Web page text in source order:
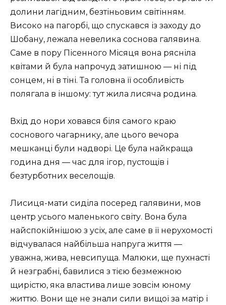
долини лагідним, безтіньовим світінням.
Високо на пагорбі, що спускався із заходу до
Шобану, лежала невелика соснова галявина.
Саме в пору Пісенного Місяця вона рясніла
квітами й була напрочуд затишною — ні під
сонцем, ні в тіні. Та головна її особливість
полягала в іншому: тут жила лисяча родина.
Вхід до нори ховався біля самого краю
соснового чагарнику, але цього вечора
мешканці були надворі. Це була найкраща
година дня — час для ігор, пустощів і
безтурботних веселощів.
Лисиця-мати сиділа посеред галявини, мов
центр усього маленького світу. Вона була
найспокійнішою з усіх, але саме в її нерухомості
відчувалася найбільша напруга життя —
уважна, жива, невсипуща. Малюки, ще пухнасті
й незграбні, бавилися з тією безмежною
щирістю, яка властива лише зовсім юному
життю. Вони ще не знали сили вищої за матір і